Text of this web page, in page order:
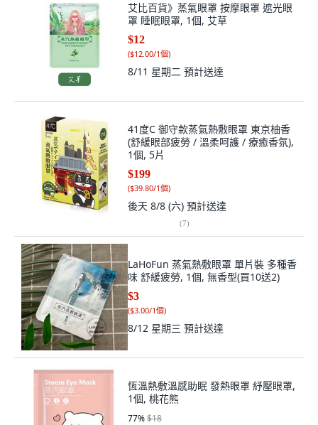
艾比百貨》蒸氣眼罩 按摩眼罩 遮光眼
罩 睡眠眼罩, 1個, 艾草
$12
($12.00/1個)
8/11 星期二 預計送達
41度C 御守款蒸氣熱敷眼罩 東京柚香
(舒緩眼部疲勞 / 溫柔呵護 / 療癒香氛),
1個, 5片
$199
($39.80/1個)
後天 8/8 (六) 預計送達
(7)
LaHoFun 蒸氣熱敷眼罩 單片裝 多種香
味 舒緩疲勞, 1個, 無香型(買10送2)
$3
($3.00/1個)
8/12 星期三 預計送達
恆溫熱敷溫感助眠 發熱眼罩 紓壓眼罩,
1個, 桃花熊
77%$18